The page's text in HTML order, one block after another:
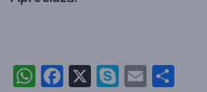
WhatsApp
Facebook
X Skype
Email